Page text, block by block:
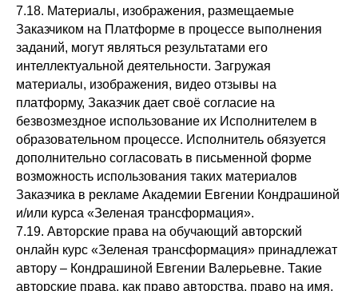
7.18. Материалы, изображения, размещаемые
Заказчиком на Платформе в процессе выполнения
заданий, могут являться результатами его
интеллектуальной деятельности. Загружая
материалы, изображения, видео отзывы на
платформу, Заказчик дает своё согласие на
безвозмездное использование их Исполнителем в
образовательном процессе. Исполнитель обязуется
дополнительно согласовать в письменной форме
возможность использования таких материалов
Заказчика в рекламе Академии Евгении Кондрашиной
и/или курса «Зеленая трансформация».
7.19. Авторские права на обучающий авторский
онлайн курс «Зеленая трансформация» принадлежат
автору – Кондрашиной Евгении Валерьевне. Такие
авторские права, как право авторства, право на имя,